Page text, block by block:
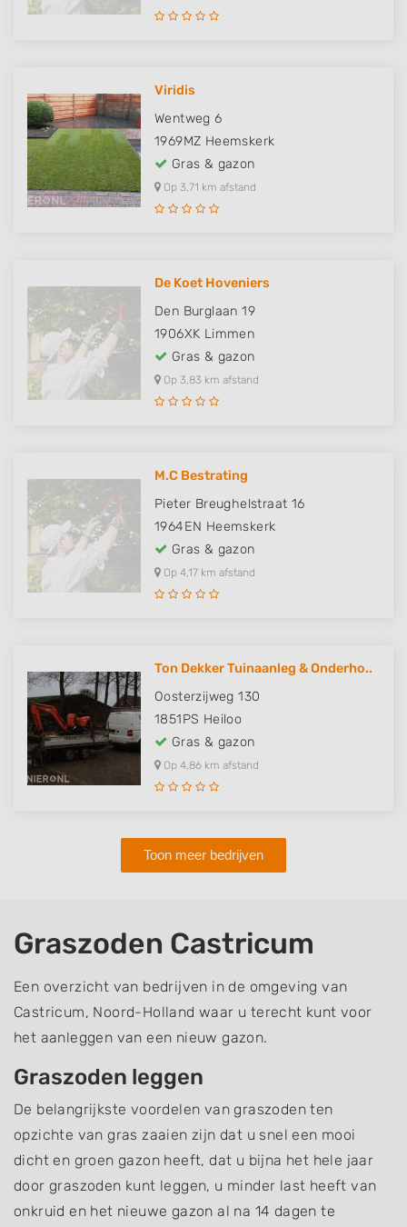
Viridis
Wentweg 6
1969MZ Heemskerk
Gras & gazon
Op 3,71 km afstand
De Koet Hoveniers
Den Burglaan 19
1906XK Limmen
Gras & gazon
Op 3,83 km afstand
M.C Bestrating
Pieter Breughelstraat 16
1964EN Heemskerk
Gras & gazon
Op 4,17 km afstand
Ton Dekker Tuinaanleg & Onderho..
Oosterzijweg 130
1851PS Heiloo
Gras & gazon
Op 4,86 km afstand
Toon meer bedrijven
Graszoden Castricum
Een overzicht van bedrijven in de omgeving van
Castricum, Noord-Holland waar u terecht kunt voor
het aanleggen van een nieuw gazon.
Graszoden leggen
De belangrijkste voordelen van graszoden ten
opzichte van gras zaaien zijn dat u snel een mooi
dicht en groen gazon heeft, dat u bijna het hele jaar
door graszoden kunt leggen, u minder last heeft van
onkruid en het nieuwe gazon al na 14 dagen te